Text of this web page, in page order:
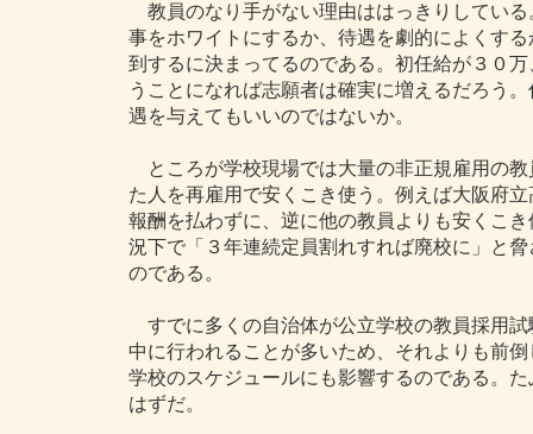
教員のなり手がない理由ははっきりしてい
事をホワイトにするか、待遇を劇的によくす
到するに決まってるのである。初任給が３０
うことになれば志願者は確実に増えるだろう
遇を与えてもいいのではないか。
ところが学校現場では大量の非正規雇用の
た人を再雇用で安くこき使う。例えば大阪府
報酬を払わずに、逆に他の教員よりも安くこ
況下で「３年連続定員割れすれば廃校に」と
のである。
すでに多くの自治体が公立学校の教員採用
中に行われることが多いため、それよりも前
学校のスケジュールにも影響するのである。
はずだ。